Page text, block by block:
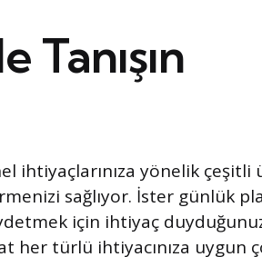
Tanışın
ihtiyaçlarınıza yönelik
sağlıyor. İster günlük
için ihtiyaç
her türlü ihtiyacınıza uygun